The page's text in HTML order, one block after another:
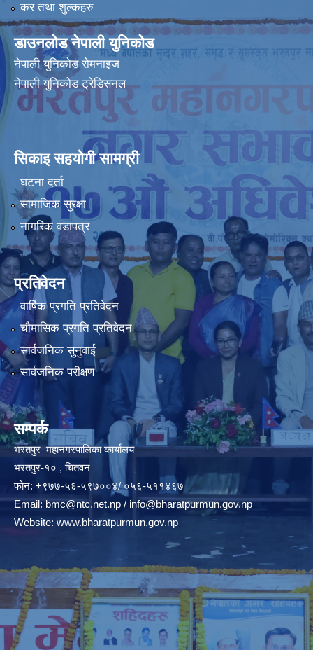
कर तथा शुल्कहरु
डाउनलोड नेपाली युनिकोड
नेपाली युनिकोड रोमनाइज
नेपाली युनिकोड ट्रेडिसनल
सिकाइ सहयोगी सामग्री
घटना दर्ता
सामाजिक सुरक्षा
नागरिक वडापत्र
प्रतिवेदन
वार्षिक प्रगति प्रतिवेदन
चौमासिक प्रगति प्रतिवेदन
सार्वजनिक सुनुवाई
सार्वजनिक परीक्षण
सम्पर्क
भरतपुर महानगरपालिका कार्यालय
भरतपुर-१० , चितवन
फोन: +९७७-५६-५९७००४/ ०५६-५११४६७
Email:bmc@ntc.net.np / info@bharatpurmun.gov.np
Website: www.bharatpurmun.gov.np